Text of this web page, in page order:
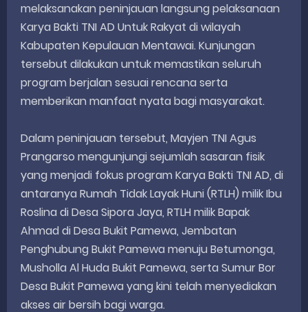
melaksanakan peninjauan langsung pelaksanaan
Karya Bakti TNI AD Untuk Rakyat di wilayah
Kabupaten Kepulauan Mentawai. Kunjungan
tersebut dilakukan untuk memastikan seluruh
program berjalan sesuai rencana serta
memberikan manfaat nyata bagi masyarakat.
Dalam peninjauan tersebut, Mayjen TNI Agus
Prangarso mengunjungi sejumlah sasaran fisik
yang menjadi fokus program Karya Bakti TNI AD, di
antaranya Rumah Tidak Layak Huni (RTLH) milik Ibu
Roslina di Desa Sipora Jaya, RTLH milik Bapak
Ahmad di Desa Bukit Pamewa, Jembatan
Penghubung Bukit Pamewa menuju Betumonga,
Musholla Al Huda Bukit Pamewa, serta Sumur Bor
Desa Bukit Pamewa yang kini telah menyediakan
akses air bersih bagi warga.